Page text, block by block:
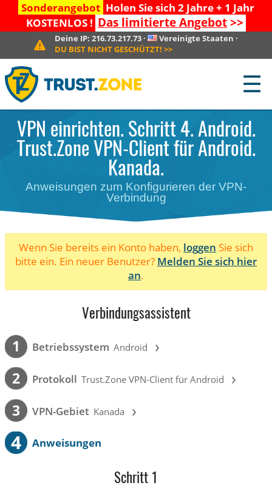
Sonderangebot Holen Sie sich 2 Jahre + 1 Jahr
KOSTENLOS ! Das limitierte Angebot>>
Deine IP:216.73.217.73 · Vereinigte Staaten ·
DU BIST NICHT GESCHÜTZT! >>
☰
VPN einrichten. Schritt 4. Android.
Trust.Zone VPN-Client für Android.
Kanada.
Anweisungen zum Konfigurieren der VPN-
Verbindung
Wenn Sie bereits ein Konto haben, loggen Sie sich
bitte ein. Ein neuer Benutzer? Melden Sie sich hier
an.
Verbindungsassistent
1 Betriebssystem Android ›
2 Protokoll Trust.Zone VPN-Client für Android ›
3 VPN-Gebiet Kanada ›
4 Anweisungen
Schritt 1